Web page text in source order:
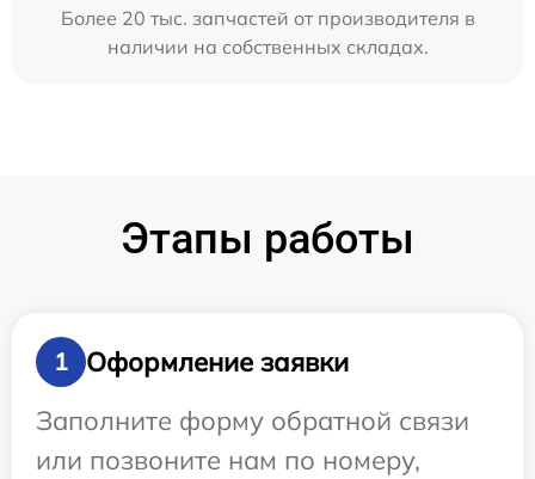
Более 20 тыс. запчастей от производителя в
наличии на собственных складах.
Этапы работы
1
Оформление заявки
Заполните форму обратной связи
или позвоните нам по номеру,